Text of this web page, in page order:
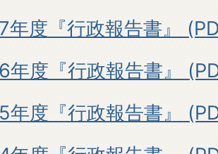
年度『行政報告書』
年度『行政報告書』
年度『行政報告書』